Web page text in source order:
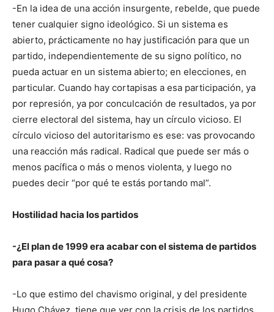
-En la idea de una acción insurgente, rebelde, que puede
tener cualquier signo ideológico. Si un sistema es
abierto, prácticamente no hay justificación para que un
partido, independientemente de su signo político, no
pueda actuar en un sistema abierto; en elecciones, en
particular. Cuando hay cortapisas a esa participación, ya
por represión, ya por conculcación de resultados, ya por
cierre electoral del sistema, hay un círculo vicioso. El
círculo vicioso del autoritarismo es ese: vas provocando
una reacción más radical. Radical que puede ser más o
menos pacífica o más o menos violenta, y luego no
puedes decir “por qué te estás portando mal”.
Hostilidad hacia los partidos
-¿El plan de 1999 era acabar con el sistema de partidos
para pasar a qué cosa?
-Lo que estimo del chavismo original, y del presidente